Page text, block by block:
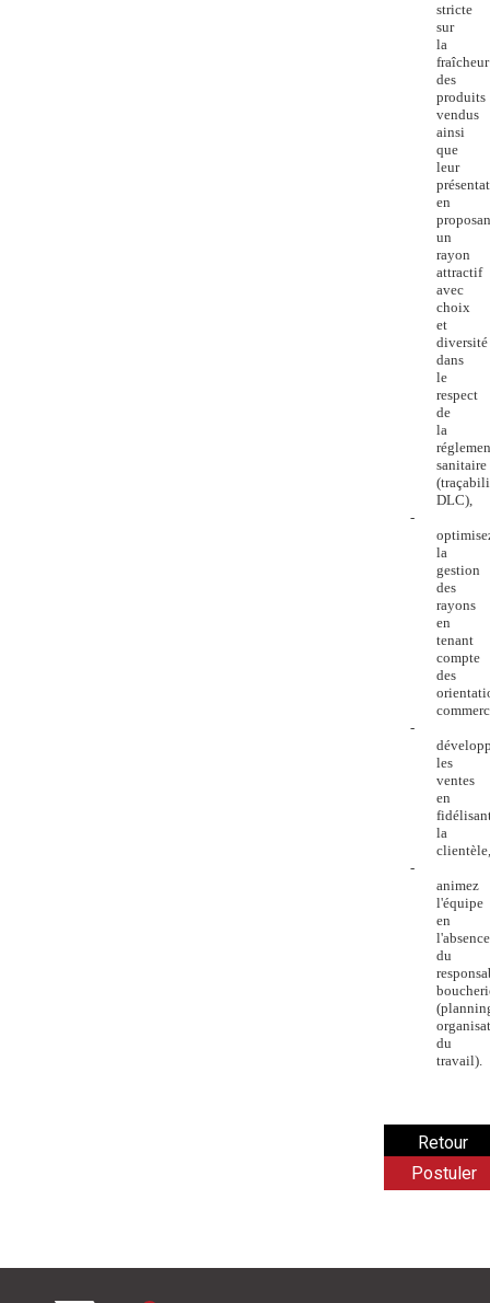
stricte
sur
la
fraîcheur
des
produits
vendus
ainsi
que
leur
en
un
rayon
attractif
avec
choix
et
diversité
dans
le
respect
de
la
sanitaire
DLC),
-
la
gestion
des
rayons
en
tenant
compte
des
-
les
ventes
en
la
clientèle,
-
animez
l'équipe
en
l'absence
du
du
travail).
Postuler